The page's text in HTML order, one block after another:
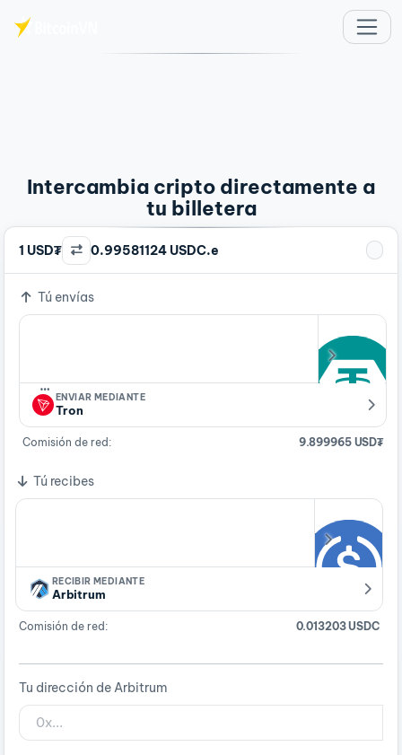
Intercambia cripto directamente a
tu billetera
1 USD₮ 0.99581124 USDC.e
Tú envías
…
ENVIAR MEDIANTE
Tron
Comisión de red: 9.899965 USD₮
Tú recibes
RECIBIR MEDIANTE
Arbitrum
Comisión de red: 0.013203 USDC
Tu dirección de Arbitrum